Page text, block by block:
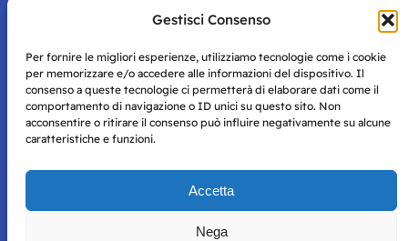
Gestisci Consenso
Per fornire le migliori esperienze, utilizziamo tecnologie come i cookie
per memorizzare e/o accedere alle informazioni del dispositivo. Il
consenso a queste tecnologie ci permetterà di elaborare dati come il
comportamento di navigazione o ID unici su questo sito. Non
acconsentire o ritirare il consenso può influire negativamente su alcune
caratteristiche e funzioni.
Accetta
Nega
Storie di Napoli è una testata registrata presso il tribunale di
per mero scopo didattico e informativo.